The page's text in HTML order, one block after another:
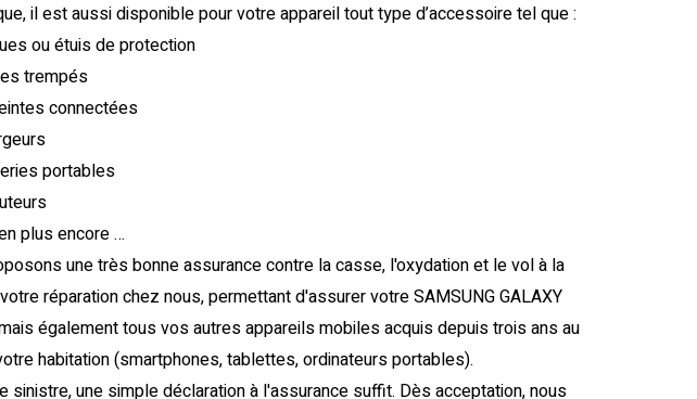
il est aussi disponible pour votre appareil tout type d’accessoire tel que :
ou étuis de protection
trempés
connectées
portables
plus encore …
une très bonne assurance contre la casse, l'oxydation et le vol à la
réparation chez nous, permettant d'assurer votre SAMSUNG GALAXY
également tous vos autres appareils mobiles acquis depuis trois ans au
habitation (smartphones, tablettes, ordinateurs portables).
sinistre, une simple déclaration à l'assurance suffit. Dès acceptation, nous